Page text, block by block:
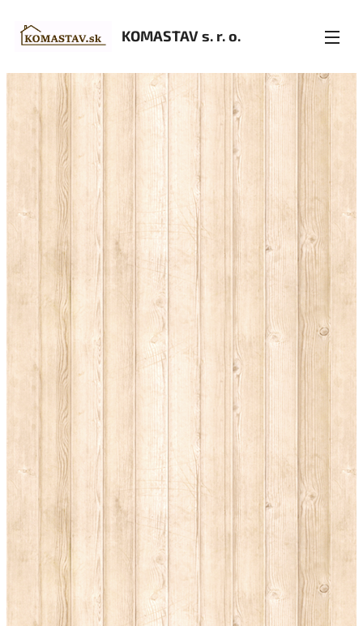
KOMASTAV s. r. o.